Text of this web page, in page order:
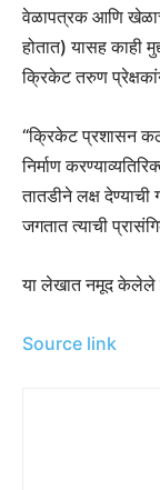
वेळापत्रक आणि
होतात) यासह काही
क्रिकेट तरुण
“क्रिकेट प्रशासन
निर्माण
तातडीने लक्ष
जगतात त्याची
या लेखात नमूद केलेले
Source link